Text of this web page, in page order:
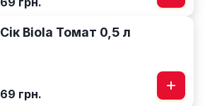
Сік Biola Томат 0,5 л
69 грн.